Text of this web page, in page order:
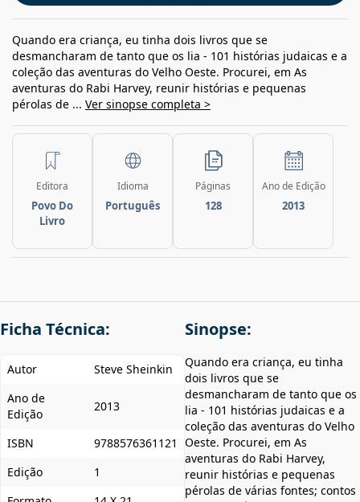
Quando era criança, eu tinha dois livros que se
desmancharam de tanto que os lia - 101 histórias judaicas e a
coleção das aventuras do Velho Oeste. Procurei, em As
aventuras do Rabi Harvey, reunir histórias e pequenas
pérolas de ... Ver sinopse completa >
Editora
Povo Do
Livro
Idioma
Português
Páginas
128
Ano de Edição
2013
Ficha Técnica:
Autor
Steve Sheinkin
Ano de
Edição
2013
ISBN
9788576361121
Edição
1
Sinopse:
Quando era criança, eu tinha
dois livros que se
desmancharam de tanto que os
lia - 101 histórias judaicas e a
coleção das aventuras do Velho
Oeste. Procurei, em As
aventuras do Rabi Harvey,
reunir histórias e pequenas
pérolas de várias fontes; contos